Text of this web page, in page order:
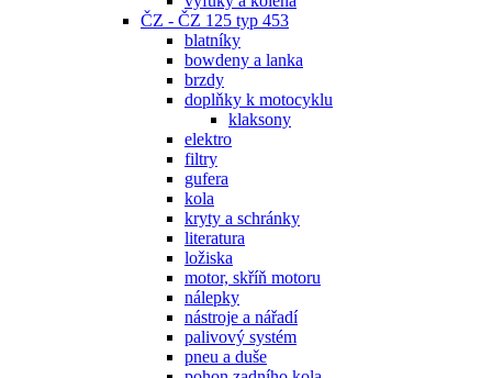
ČZ - ČZ 125 typ 453
blatníky
bowdeny a lanka
brzdy
doplňky k motocyklu
klaksony
elektro
filtry
gufera
kola
kryty a schránky
literatura
ložiska
motor, skříň motoru
nálepky
nástroje a nářadí
palivový systém
pneu a duše